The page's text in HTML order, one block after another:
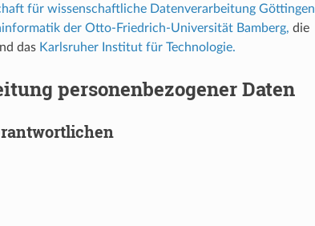
für wissenschaftliche Datenverarbeitung Göttingen
der Otto-Friedrich-Universität Bamberg, die
das Karlsruher Institut für Technologie.
personenbezogener Daten